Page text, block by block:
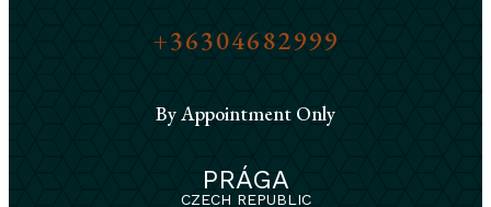
+36304682999
By Appointment Only
PRÁGA
CZECH REPUBLIC